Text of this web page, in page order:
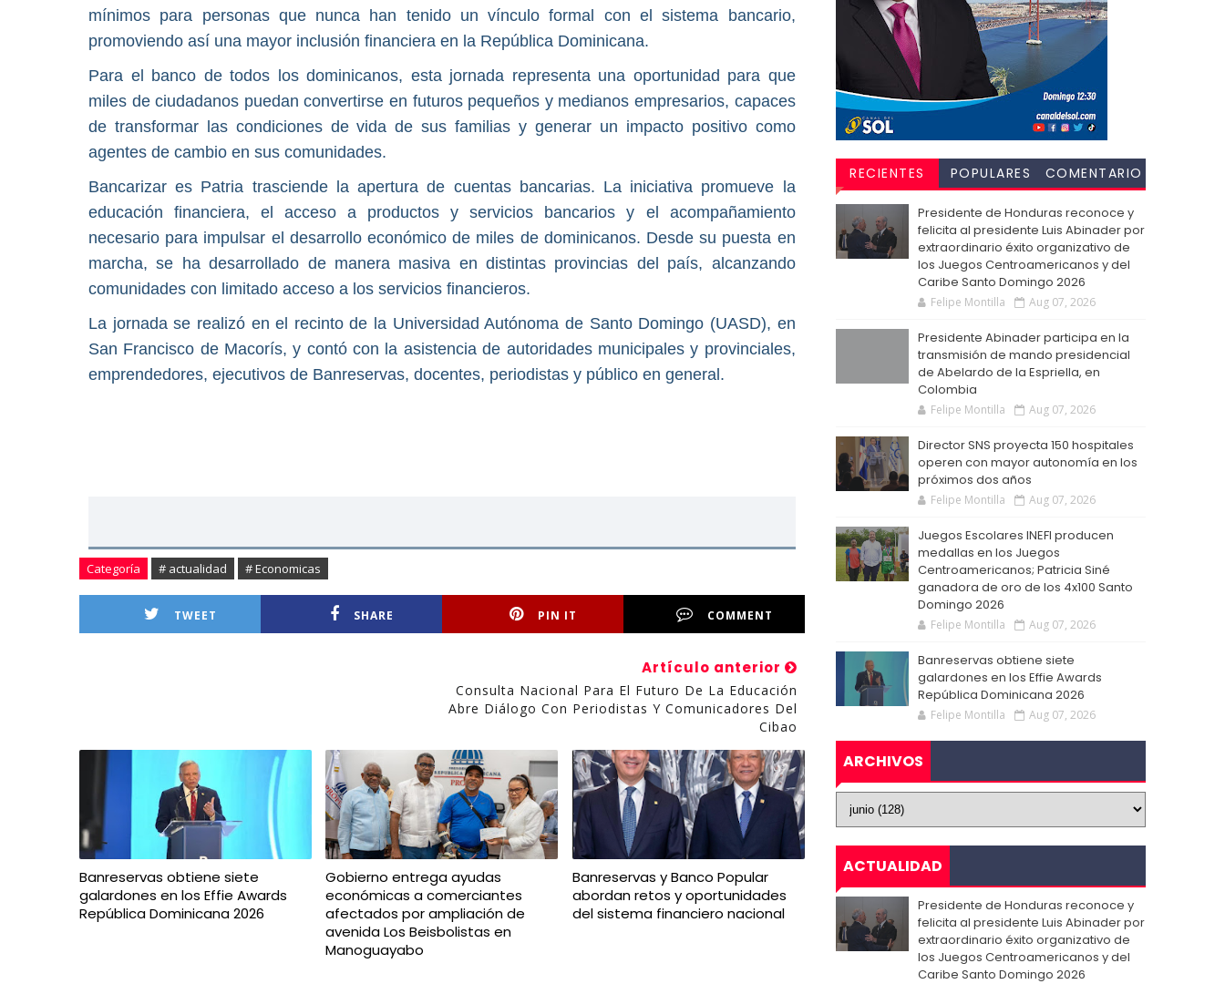
mínimos para personas que nunca han tenido un vínculo formal con el sistema bancario,
promoviendo así una mayor inclusión financiera en la República Dominicana.
Para el banco de todos los dominicanos, esta jornada representa una oportunidad para que
miles de ciudadanos puedan convertirse en futuros pequeños y medianos empresarios, capaces
de transformar las condiciones de vida de sus familias y generar un impacto positivo como
agentes de cambio en sus comunidades.
Bancarizar es Patria trasciende la apertura de cuentas bancarias. La iniciativa promueve la
educación financiera, el acceso a productos y servicios bancarios y el acompañamiento
necesario para impulsar el desarrollo económico de miles de dominicanos. Desde su puesta en
marcha, se ha desarrollado de manera masiva en distintas provincias del país, alcanzando
comunidades con limitado acceso a los servicios financieros.
La jornada se realizó en el recinto de la Universidad Autónoma de Santo Domingo (UASD), en
San Francisco de Macorís, y contó con la asistencia de autoridades municipales y provinciales,
emprendedores, ejecutivos de Banreservas, docentes, periodistas y público en general.
Categoría # actualidad # Economicas
TWEET SHARE PIN IT COMMENT
Artículo anterior
Consulta Nacional Para El Futuro De La Educación
Abre Diálogo Con Periodistas Y Comunicadores Del
Cibao
Banreservas obtiene siete
galardones en los Effie Awards
República Dominicana 2026
Gobierno entrega ayudas
económicas a comerciantes
afectados por ampliación de
avenida Los Beisbolistas en
Manoguayabo
Banreservas y Banco Popular
abordan retos y oportunidades
del sistema financiero nacional
RECIENTES POPULARES
COMENTARIO
Presidente de Honduras reconoce y
felicita al presidente Luis Abinader por
extraordinario éxito organizativo de
los Juegos Centroamericanos y del
Caribe Santo Domingo 2026
Felipe Montilla Aug 07, 2026
Presidente Abinader participa en la
transmisión de mando presidencial
de Abelardo de la Espriella, en
Colombia
Felipe Montilla Aug 07, 2026
Director SNS proyecta 150 hospitales
operen con mayor autonomía en los
próximos dos años
Felipe Montilla Aug 07, 2026
Juegos Escolares INEFI producen
medallas en los Juegos
Centroamericanos; Patricia Siné
ganadora de oro de los 4x100 Santo
Domingo 2026
Felipe Montilla Aug 07, 2026
Banreservas obtiene siete
galardones en los Effie Awards
República Dominicana 2026
Felipe Montilla Aug 07, 2026
ARCHIVOS
ACTUALIDAD
Presidente de Honduras reconoce y
felicita al presidente Luis Abinader por
extraordinario éxito organizativo de
los Juegos Centroamericanos y del
Caribe Santo Domingo 2026